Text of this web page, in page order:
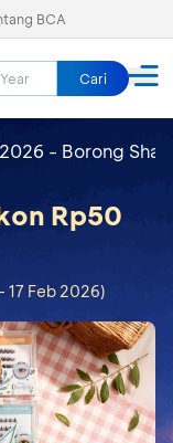
BCA
Cari
- Borong Shay
Rp50
17 Feb 2026)